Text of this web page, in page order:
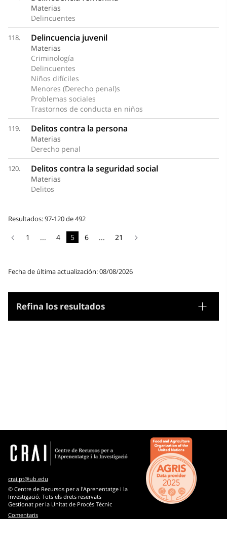
Refina los resultados
Tesauro
Biblioteconomía y documentación
Biología
Ciencias económicas y empresariales
Ciencias sociales: demografía, sociología, estadística,
política
Ciencias y tecnología agroalimentarias, agricultura,
silvicultura y zootecnia
Materias
Delincuentes
118. Delincuencia juvenil
Materias
Criminología
Delincuentes
Niños difíciles
Menores (Derecho penal)s
Problemas sociales
Trastornos de conducta en niños
119. Delitos contra la persona
Materias
Derecho penal
120. Delitos contra la seguridad social
Materias
Delitos
Resultados: 97-120 de 492
1 ... 4 5 6 ... 21
Fecha de última actualización: 08/08/2026
crai.pt@ub.edu
© Centre de Recursos per a l'Aprenentatge i la
Investigació. Tots els drets reservats
Gestionat per la Unitat de Procés Tècnic
Comentaris